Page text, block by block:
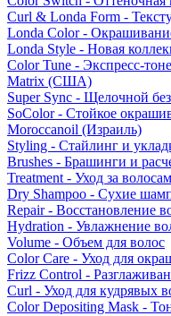
Curl & Londa Form -
Londa Color -
Londa Style - Новая
Color Tune - Экспресс-
Matrix (США)
Super Sync - Щелочной
SoColor - Стойкое
Moroccanoil (Израиль)
Styling - Стайлинг и
Brushes - Брашинги и
Treatment - Уход за
Dry Shampoo - Сухие
Repair - Восстановление
Hydration - Увлажнение
Volume - Объем для волос
Color Care - Уход для
Frizz Control -
Curl - Уход для кудрявых
Color Depositing Mask -